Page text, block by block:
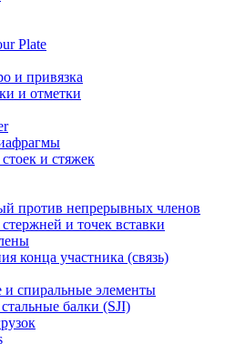
Plate
и привязка
и отметки
и стяжек
против непрерывных членов
и точек вставки
конца участника (связь)
и спиральные элементы
балки (SJI)